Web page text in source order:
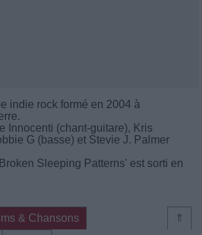
indie rock formé en 2004 à
Innocenti (chant-guitare), Kris
G (basse) et Stevie J. Palmer
Sleeping Patterns' est sorti en
⇑
& Chansons